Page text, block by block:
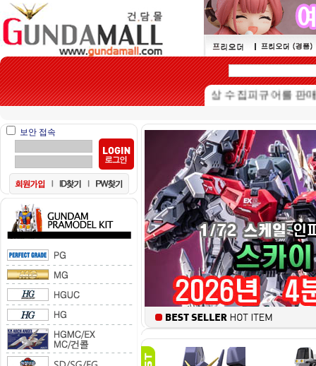
본 쇼핑몰은 15세이상 수집피규어를 판매하는
보안 접속